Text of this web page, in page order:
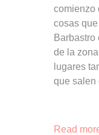
comienzo
cosas
de la
lugares
que salen
Read